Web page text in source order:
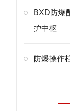
BXD防爆
护中枢
防爆操作